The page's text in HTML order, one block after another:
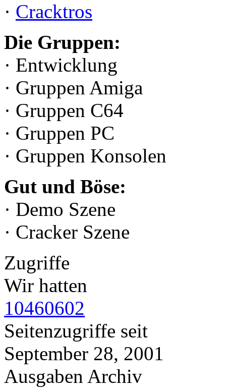
· Cracktros
Die Gruppen:
· Entwicklung
· Gruppen Amiga
· Gruppen C64
· Gruppen PC
· Gruppen Konsolen
Gut und Böse:
· Demo Szene
· Cracker Szene
Zugriffe
Wir hatten
10460602
Seitenzugriffe seit
September 28, 2001
Ausgaben Archiv